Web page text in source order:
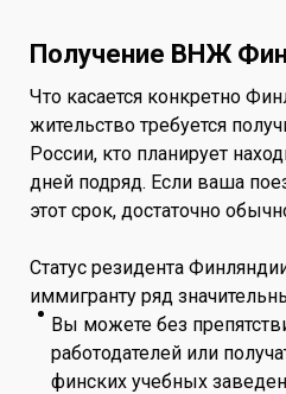
Получение ВНЖ
Что касается конкретно
жительство требуется
России, кто планирует
дней подряд. Если ваша
этот срок, достаточно
Статус резидента
иммигранту ряд
Вы можете без
работодателей или
финских учебных